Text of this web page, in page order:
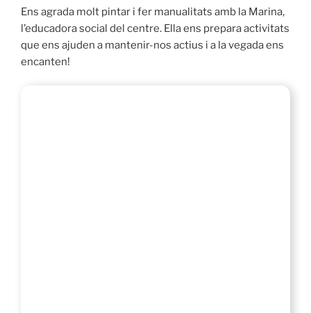
Ens agrada molt pintar i fer manualitats amb la Marina,
l’educadora social del centre. Ella ens prepara activitats
que ens ajuden a mantenir-nos actius i a la vegada ens
encanten!